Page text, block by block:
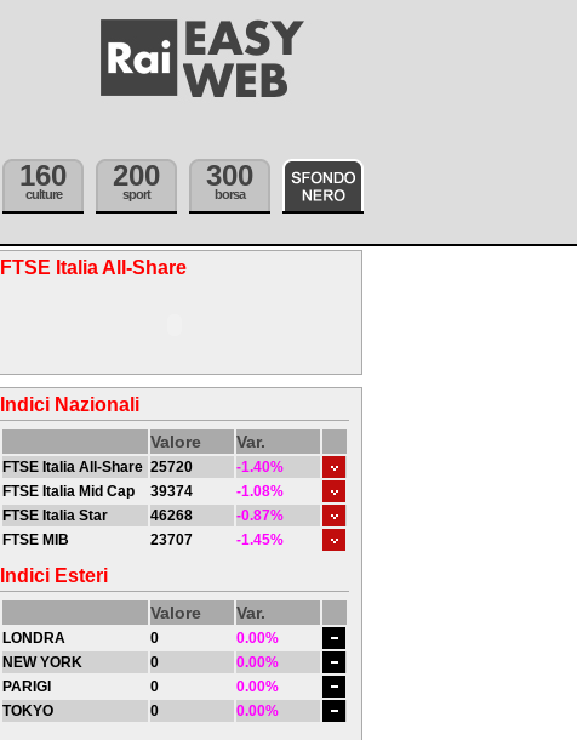
160
culture
200
sport
300
borsa
FTSE Italia All-Share
Indici Nazionali
Valore Var.
FTSE Italia All-Share 25720
-1.40%
FTSE Italia Mid Cap
39374
-1.08%
FTSE Italia Star
46268
-0.87%
FTSE MIB
23707 -1.45%
Indici Esteri
Valore Var.
LONDRA 0
0.00%
NEW YORK
0
0.00%
PARIGI
0
0.00%
TOKYO
0 0.00%